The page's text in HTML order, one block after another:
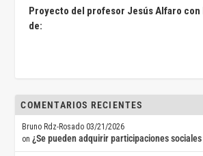
Proyecto del profesor Jesús Alfaro con
de:
COMENTARIOS RECIENTES
Bruno Rdz-Rosado 03/21/2026
on¿Se pueden adquirir participaciones